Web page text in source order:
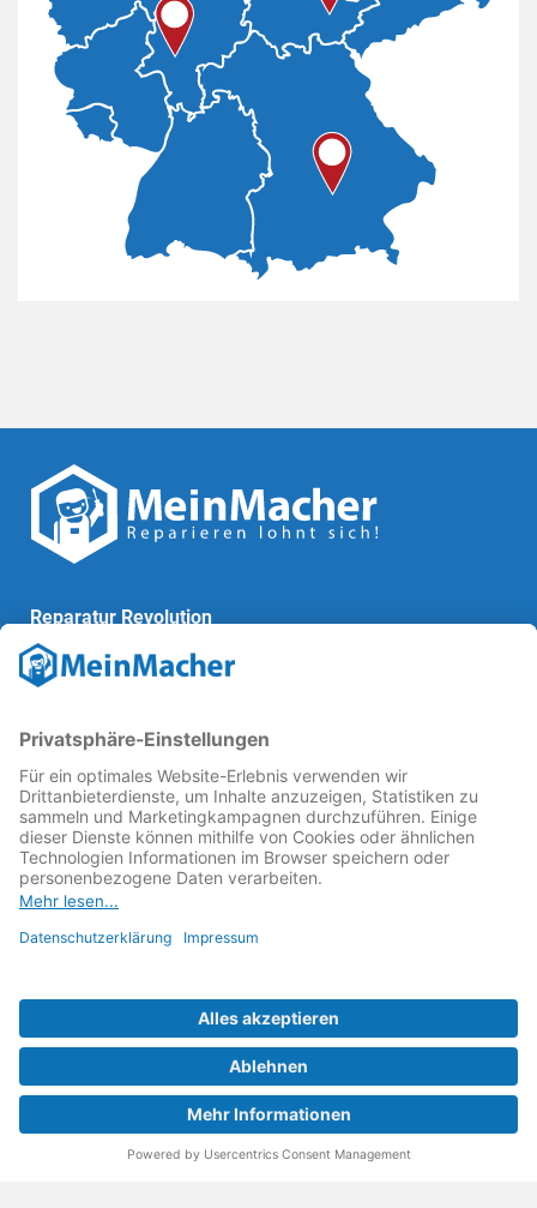
Reparatur Revolution
MeinMacher ist eine Marke der
kämpft als Gründungsmitglied des
Reparaturbedingungen: Für Produkte, die sich gut
reparieren lassen, für günstigere Ersatzteile und den
Erhalt der reparierenden Betriebe und des Reparatur-
Know-hows in Deutschland.
Weitere Informationen
Fachhändler finden
Über uns
© 2023 MeinMacher - eine Marke der Vangerow GmbH
Impressum↗
Datenschutz